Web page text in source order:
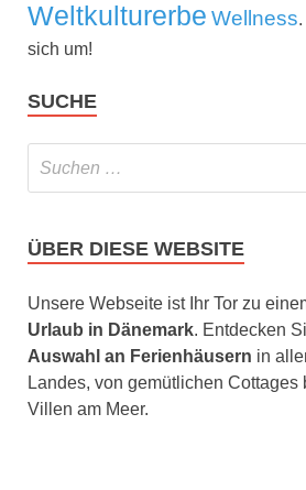
Weltkulturerbe Wellness
sich um!
SUCHE
ÜBER DIESE WEBSITE
Unsere Webseite ist Ihr Tor zu
Urlaub in Dänemark. Entdecken
Auswahl an Ferienhäusern in
Landes, von gemütlichen
Villen am Meer.